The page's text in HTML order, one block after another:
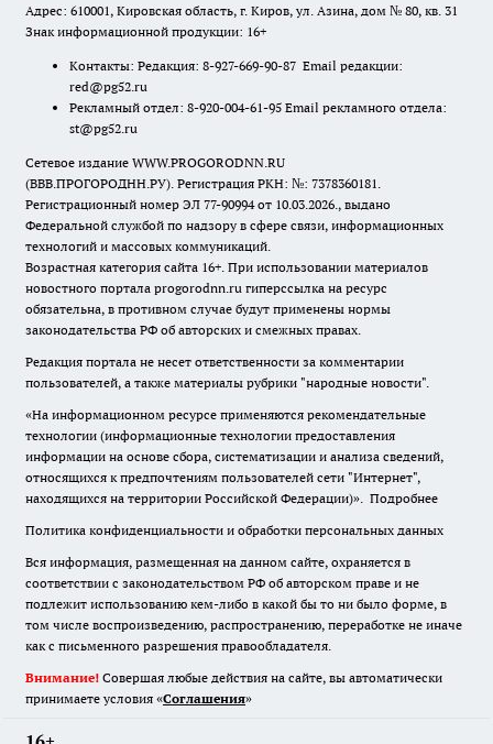
Адрес: 610001, Кировская область, г. Киров, ул. Азина, дом № 80, кв. 31
Знак информационной продукции: 16+
Контакты: Редакция: 8-927-669-90-87 Email редакции:
red@pg52.ru
Рекламный отдел: 8-920-004-61-95 Email рекламного отдела:
st@pg52.ru
Сетевое издание WWW.PROGORODNN.RU
(ВВВ.ПРОГОРОДНН.РУ). Регистрация РКН: №: 7378360181.
Регистрационный номер ЭЛ 77-90994 от 10.03.2026., выдано
Федеральной службой по надзору в сфере связи, информационных
технологий и массовых коммуникаций.
Возрастная категория сайта 16+. При использовании материалов
новостного портала progorodnn.ru гиперссылка на ресурс
обязательна, в противном случае будут применены нормы
законодательства РФ об авторских и смежных правах.
Редакция портала не несет ответственности за комментарии
пользователей, а также материалы рубрики "народные новости".
«На информационном ресурсе применяются рекомендательные
технологии (информационные технологии предоставления
информации на основе сбора, систематизации и анализа сведений,
относящихся к предпочтениям пользователей сети "Интернет",
находящихся на территории Российской Федерации)». Подробнее
Политика конфиденциальности и обработки персональных данных
Вся информация, размещенная на данном сайте, охраняется в
соответствии с законодательством РФ об авторском праве и не
подлежит использованию кем-либо в какой бы то ни было форме, в
том числе воспроизведению, распространению, переработке не иначе
как с письменного разрешения правообладателя.
Внимание! Совершая любые действия на сайте, вы автоматически
принимаете условия «Cоглашения»